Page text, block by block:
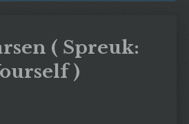
( Spreuk:
)